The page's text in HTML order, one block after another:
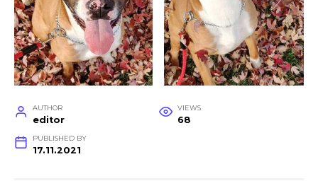
AUTHOR
editor
VIEWS
68
PUBLISHED BY
17.11.2021